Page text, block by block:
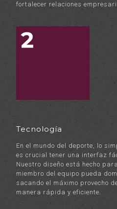
fortalecer relaciones
Tecnología
En el mundo del deporte, lo
es crucial tener una interfaz
Nuestro diseño está hecho
miembro del equipo pueda
sacando el máximo provecho
manera rápida y eficiente.